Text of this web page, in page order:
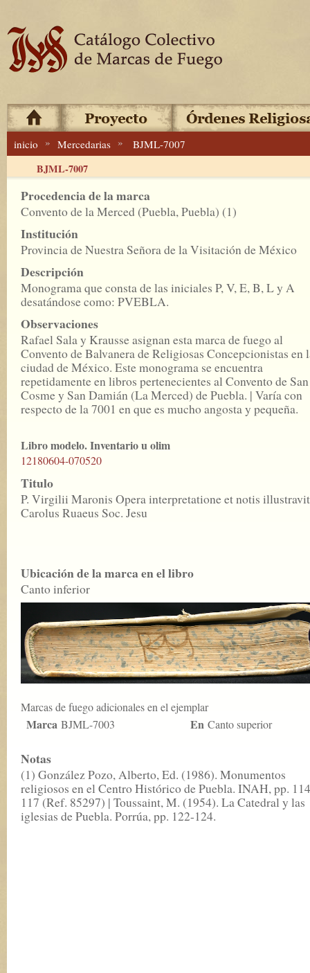
inicio » Mercedarias » BJML-7007
BJML-7007
Procedencia de la marca
Convento de la Merced (Puebla, Puebla) (1)
Institución
Provincia de Nuestra Señora de la Visitación de México
Descripción
Monograma que consta de las iniciales P, V, E, B, L y A
desatándose como: PVEBLA.
Observaciones
Rafael Sala y Krausse asignan esta marca de fuego al
Convento de Balvanera de Religiosas Concepcionistas en
ciudad de México. Este monograma se encuentra
repetidamente en libros pertenecientes al Convento de San
Cosme y San Damián (La Merced) de Puebla. | Varía con
respecto de la 7001 en que es mucho angosta y pequeña.
Libro modelo. Inventario u olim
12180604-070520
Titulo
P. Virgilii Maronis Opera interpretatione et notis illustravit
Carolus Ruaeus Soc. Jesu
Ubicación de la marca en el libro
Canto inferior
Marcas de fuego adicionales en el ejemplar
Marca BJML-7003 En Canto superior
Notas
(1) González Pozo, Alberto, Ed. (1986). Monumentos
religiosos en el Centro Histórico de Puebla. INAH, pp.
117 (Ref. 85297) | Toussaint, M. (1954). La Catedral y las
iglesias de Puebla. Porrúa, pp. 122-124.